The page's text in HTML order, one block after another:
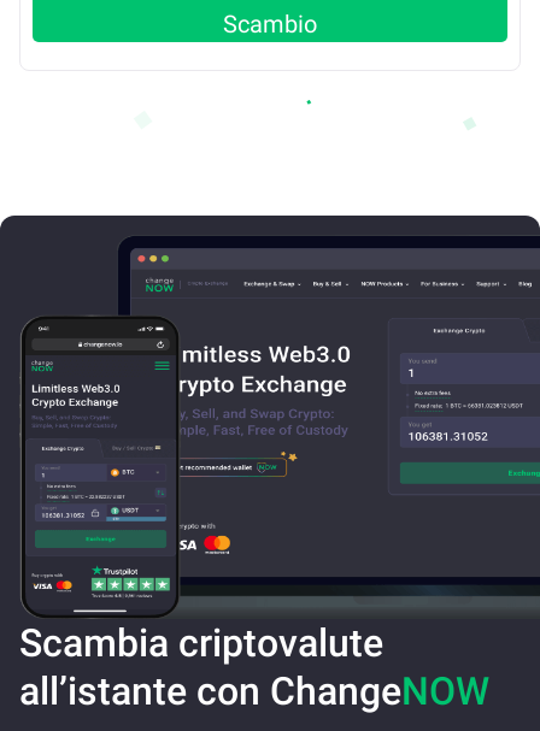
Scambio
Scambia criptovalute
all’istante con ChangeNOW